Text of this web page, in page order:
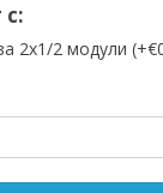
2х1/2 модули